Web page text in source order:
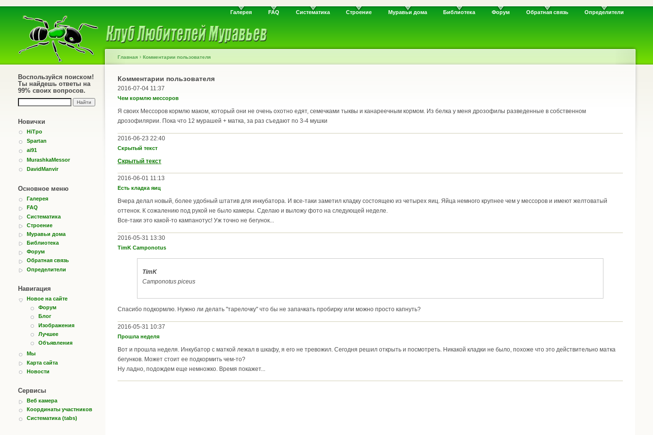
Галерея FAQ Систематика Строение Муравьи дома Библиотека Форум Обратная связь Определители
Воспользуйся поиском!
Ты найдешь ответы на
99% своих вопросов.
Новички
HiTpo
Spartan
ai91
MurashkaMessor
DavidManvir
Основное меню
Галерея
FAQ
Систематика
Строение
Муравьи дома
Библиотека
Форум
Обратная связь
Определители
Навигация
Новое на сайте
Форум
Блог
Изображения
Лучшее
Объявления
Мы
Карта сайта
Новости
Сервисы
Веб камера
Координаты участников
Систематика (tabs)
Главная › Комментарии пользователя
Комментарии пользователя
2016-07-04 11:37
Чем кормлю мессоров
Я своих Мессоров кормлю маком, который они не очень охотно едят, семечками тыквы и канареечным кормом. Из белка у меня дрозофилы разведенные в собственном
дрозофилярии. Пока что 12 мурашей + матка, за раз съедают по 3-4 мушки
2016-06-23 22:40
Скрытый текст
Скрытый текст
2016-06-01 11:13
Есть кладка яиц
Вчера делал новый, более удобный штатив для инкубатора. И все-таки заметил кладку состоящею из четырех яиц. Яйца немного крупнее чем у мессоров и имеют желтоватый
оттенок. К сожалению под рукой не было камеры. Сделаю и выложу фото на следующей неделе.
Все-таки это какой-то кампанотус! Уж точно не бегунок...
2016-05-31 13:30
TimK Camponotus
TimK
Camponotus piceus
Спасибо подкормлю. Нужно ли делать "тарелочку" что бы не запачкать пробирку или можно просто капнуть?
2016-05-31 10:37
Прошла неделя
Вот и прошла неделя. Инкубатор с маткой лежал в шкафу, я его не тревожил. Сегодня решил открыть и посмотреть. Никакой кладки не было, похоже что это действительно матка
бегунков. Может стоит ее подкормить чем-то?
Ну ладно, подождем еще немножко. Время покажет...